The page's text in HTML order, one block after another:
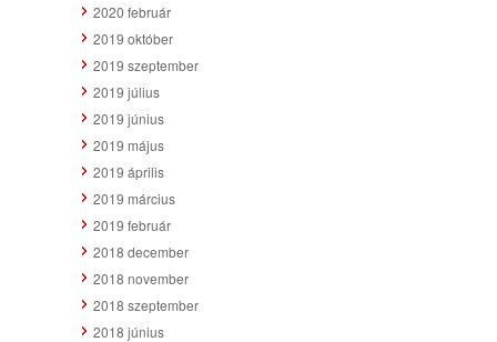
2020 február
2019 október
2019 szeptember
2019 július
2019 június
2019 május
2019 április
2019 március
2019 február
2018 december
2018 november
2018 szeptember
2018 június